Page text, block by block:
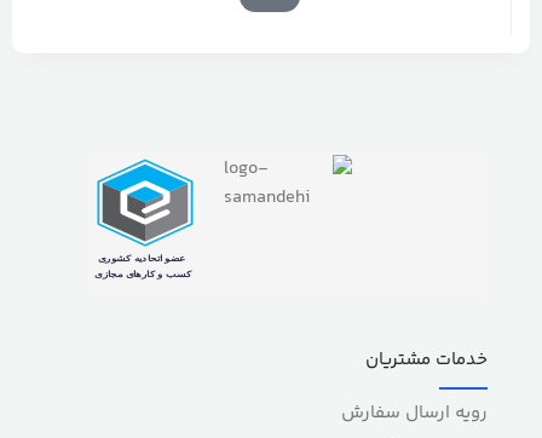
خدمات مشتریان
رویه ارسال سفارش